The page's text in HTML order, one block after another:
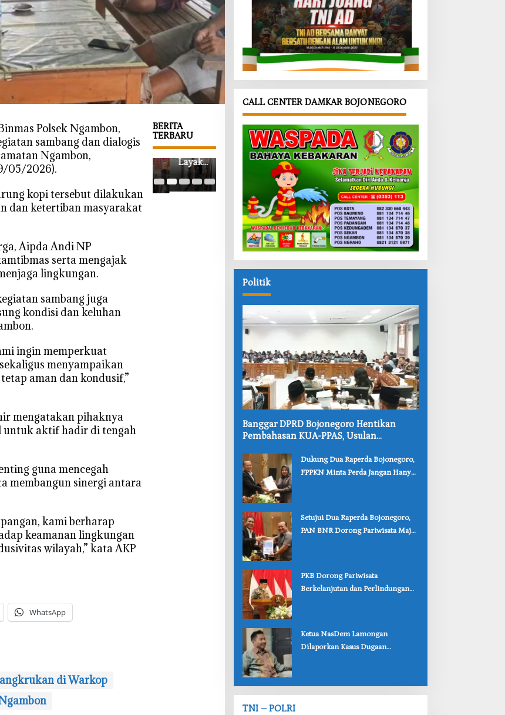
Polsek Ngambon,
sambang dan dialogis
Ngambon,
05/2026).
kopi tersebut dilakukan
dan ketertiban masyarakat
Aipda Andi NP
serta mengajak
lingkungan.
sambang juga
kondisi dan keluhan
ingin memperkuat
menyampaikan
aman dan kondusif,”
mengatakan pihaknya
untuk aktif hadir di tengah
guna mencegah
membangun sinergi antara
kami berharap
keamanan lingkungan
wilayah,” kata AKP
WhatsApp
di Warkop
BERITA
TERBARU
‎Operasi
Ngraho
Nihil
Temuan,
o
Meningka
‎Rumah
Layak
Huni
Impian
‎Dibalik
TMMD
Kisah
Babinsa
yang
Datangi
Kandang
Demi
Dengar
Keluh
Warga
‎Warga
Kini Bisa
Urus
Dokumen
dari Desa,
TMMD
Bojonegor
o
Permudah
Adminduk
‎Rest Area
TMMD
Desa
Kesongo
Masuki
Finishing,
TNI
Bojonegor
o Pastikan
Kokoh
CALL CENTER DAMKAR BOJONEGORO
Politik
‎Banggar DPRD Bojonegoro Hentikan
Pembahasan KUA-PPAS, Usulan
‎Dukung Dua Raperda Bojonegoro,
FPPKN Minta Perda Jangan Hanya
‎Setujui Dua Raperda Bojonegoro,
PAN BNR Dorong Pariwisata Maju
‎PKB Dorong Pariwisata
Berkelanjutan dan Perlindungan
‎Ketua NasDem Lamongan
Dilaporkan Kasus Dugaan
TNI – POLRI